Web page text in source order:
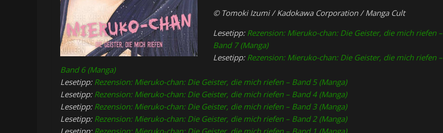
© Tomoki Izumi / Kadokawa Corporation / Manga Cult
Lesetipp: Rezension: Mieruko-chan: Die Geister, die mich riefen –
Band 7 (Manga)
Lesetipp: Rezension: Mieruko-chan: Die Geister, die mich riefen –
Band 6 (Manga)
Lesetipp: Rezension: Mieruko-chan: Die Geister, die mich riefen – Band 5 (Manga)
Lesetipp: Rezension: Mieruko-chan: Die Geister, die mich riefen – Band 4 (Manga)
Lesetipp: Rezension: Mieruko-chan: Die Geister, die mich riefen – Band 3 (Manga)
Lesetipp: Rezension: Mieruko-chan: Die Geister, die mich riefen – Band 2 (Manga)